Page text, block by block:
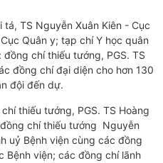
TS Nguyễn Xuân Kiên - Cục
Quân y; tạp chí Y học quân
chí thiếu tướng, PGS. TS
đồng chí đại diện cho hơn 130
đội đến dự.
thiếu tướng, PGS. TS Hoàng
chí thiếu tướng Nguyễn
uỷ Bệnh viện cùng các đồng
Bệnh viện; các đồng chí lãnh